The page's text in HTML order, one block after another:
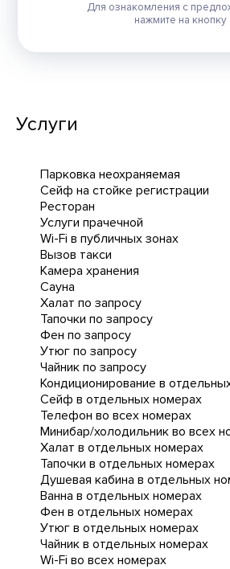
Для ознакомления с
нажмите на кнопку
Услуги
Парковка неохраняемая
Сейф на стойке регистрации
Ресторан
Услуги прачечной
Wi-Fi в публичных зонах
Вызов такси
Камера хранения
Сауна
Халат по запросу
Тапочки по запросу
Фен по запросу
Утюг по запросу
Чайник по запросу
Кондиционирование в
Сейф в отдельных номерах
Телефон во всех номерах
Минибар/холодильник во всех
Халат в отдельных номерах
Тапочки в отдельных номерах
Душевая кабина в отдельных
Ванна в отдельных номерах
Фен в отдельных номерах
Утюг в отдельных номерах
Чайник в отдельных номерах
Wi-Fi во всех номерах